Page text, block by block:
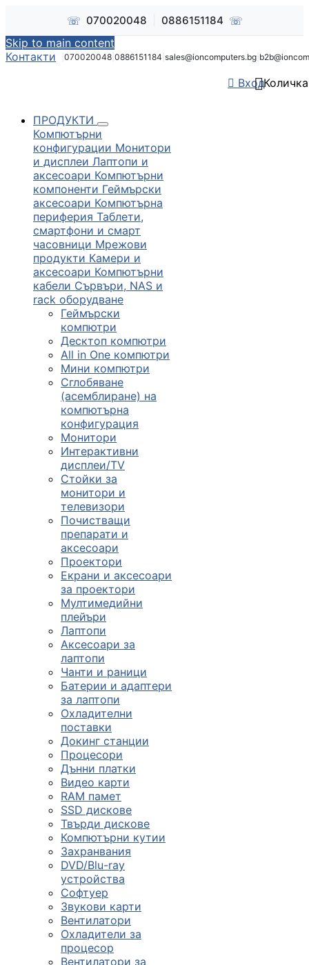
☏ 070020048 0886151184 ☏
Skip to main content
Контакти
070020048 0886151184 sales@ioncomputers.bg
 Вход
Количка
ПРОДУКТИ
Компютърни
конфигурации Монитори
и дисплеи Лаптопи и
аксесоари Компютърни
компоненти Геймърски
аксесоари Компютърна
периферия Таблети,
смартфони и смарт
часовници Мрежови
продукти Камери и
аксесоари Компютърни
кабели Сървъри, NAS и
rack оборудване
Геймърски
компютри
Десктоп компютри
All in One компютри
Мини компютри
Сглобяване
(асемблиране) на
компютърна
конфигурация
Монитори
Интерактивни
дисплеи/TV
Стойки за
монитори и
телевизори
Почистващи
препарати и
аксесоари
Проектори
Екрани и аксесоари
за проектори
Мултимедийни
плейъри
Лаптопи
Аксесоари за
лаптопи
Чанти и раници
Батерии и адаптери
за лаптопи
Охладителни
поставки
Докинг станции
Процесори
Дънни платки
Видео карти
RAM памет
SSD дискове
Твърди дискове
Компютърни кутии
Захранвания
DVD/Blu-ray
устройства
Софтуер
Звукови карти
Вентилатори
Охладители за
процесор
Вентилатори за